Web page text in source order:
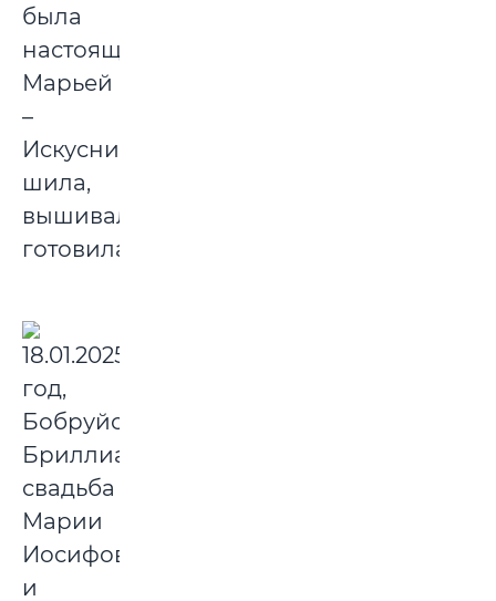
была
настоящей
Марьей
–
Искусницей:
шила,
вышивала,
готовила.